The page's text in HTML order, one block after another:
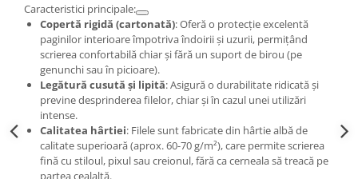
Caracteristici principale:
Copertă rigidă (cartonată): Oferă o protecție excelentă
paginilor interioare împotriva îndoirii și uzurii, permițând
scrierea confortabilă chiar și fără un suport de birou (pe
genunchi sau în picioare).
Legătură cusută și lipită: Asigură o durabilitate ridicată și
previne desprinderea filelor, chiar și în cazul unei utilizări
intense.
Calitatea hârtiei: Filele sunt fabricate din hârtie albă de
calitate superioară (aprox. 60-70 g/m²), care permite scrierea
fină cu stiloul, pixul sau creionul, fără ca cerneala să treacă pe
partea cealaltă.